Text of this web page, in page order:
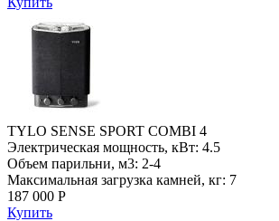
TYLO SENSE SPORT COMBI 4
Электрическая мощность, кВт: 4.5
Объем парильни, м3: 2-4
Максимальная загрузка камней, кг: 7
187 000 Р
Купить